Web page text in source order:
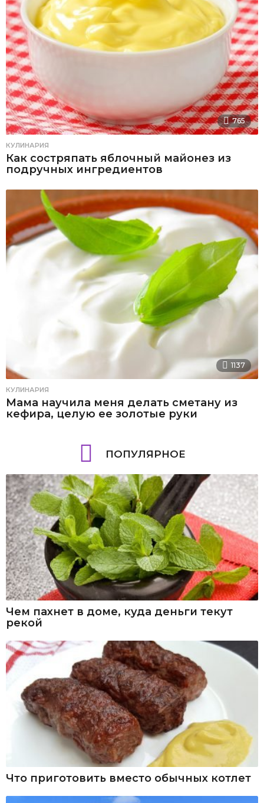
765
КУЛИНАРИЯ
Как состряпать яблочный майонез из
подручных ингредиентов
1137
КУЛИНАРИЯ
Мама научила меня делать сметану из
кефира, целую ее золотые руки
ПОПУЛЯРНОЕ
Чем пахнет в доме, куда деньги текут
рекой
Что приготовить вместо обычных котлет